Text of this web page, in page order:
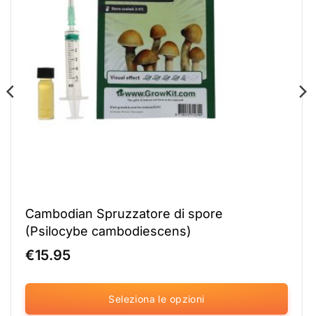
Cambodian Spruzzatore di spore
(Psilocybe cambodiescens)
€15.95
Seleziona le opzioni